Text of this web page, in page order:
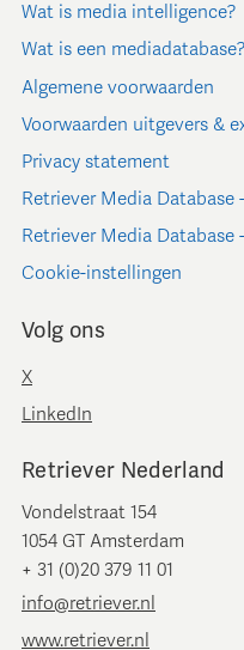
Wat is media intelligence?
Wat is een mediadatabase?
Algemene voorwaarden
Voorwaarden uitgevers &
Privacy statement
Retriever Media Database
Retriever Media Database
Cookie-instellingen
Volg ons
X
LinkedIn
Retriever Nederland
Vondelstraat 154
1054 GT Amsterdam
+ 31 (0)20 379 11 01
info@retriever.nl
www.retriever.nl